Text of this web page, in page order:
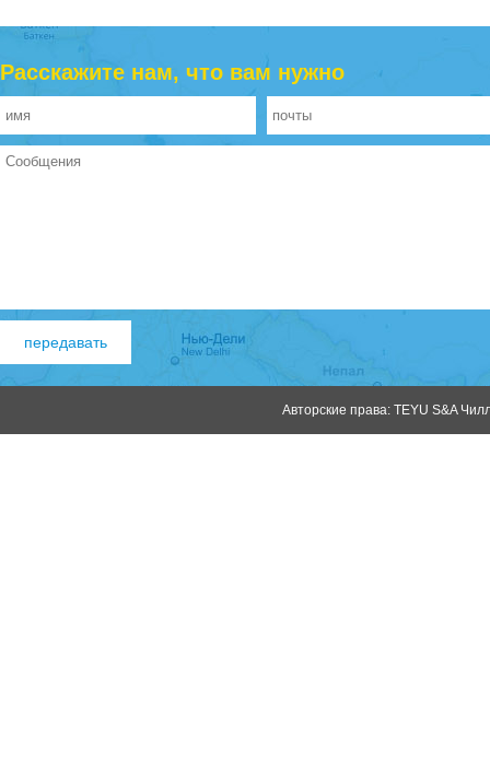
Расскажите нам, что вам нужно
Авторские права: TEYU S&A